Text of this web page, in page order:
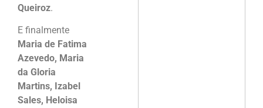
Queiroz.
E finalmente
Maria de Fatima
Azevedo, Maria
da Gloria
Martins, Izabel
Sales, Heloisa